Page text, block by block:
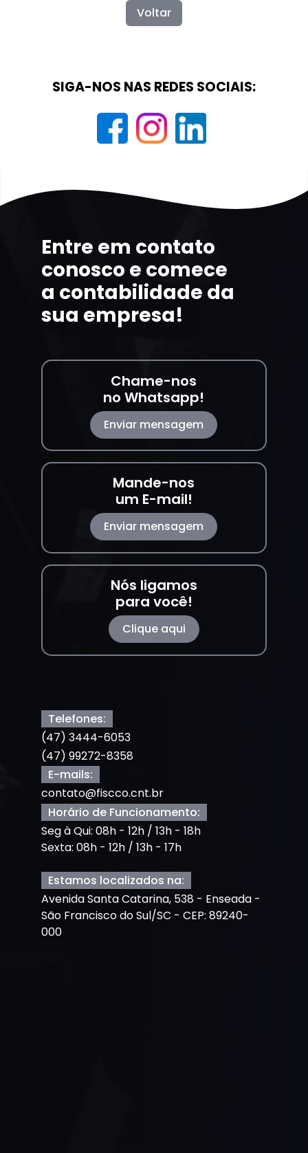
Voltar
SIGA-NOS NAS REDES SOCIAIS:
Entre em contato
conosco e comece
a contabilidade da
sua empresa!
Chame-nos
no Whatsapp!
Enviar mensagem
Mande-nos
um E-mail!
Enviar mensagem
Nós ligamos
para você!
Clique aqui
Telefones:
(47) 3444-6053
(47) 99272-8358
E-mails:
contato@fiscco.cnt.br
Horário de Funcionamento:
Seg à Qui: 08h - 12h / 13h - 18h
Sexta: 08h - 12h / 13h - 17h
Estamos localizados na:
Avenida Santa Catarina, 538 - Enseada -
São Francisco do Sul/SC - CEP: 89240-
000